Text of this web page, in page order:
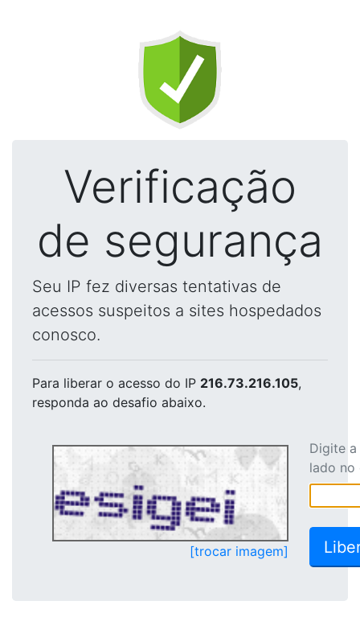
Verificação
de segurança
Seu IP fez diversas tentativas de
acessos suspeitos a sites hospedados
conosco.
Para liberar o acesso do IP 216.73.216.105,
responda ao desafio abaixo.
[trocar imagem]
Digite
lado no